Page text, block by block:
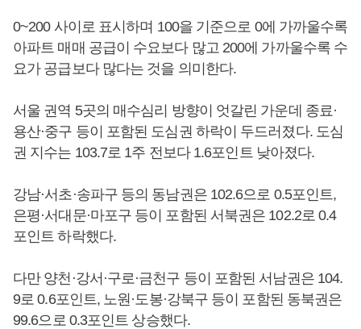
0~200 사이로 표시하며 100을 기준으로 0에 가까울수록
아파트 매매 공급이 수요보다 많고 200에 가까울수록 수
요가 공급보다 많다는 것을 의미한다.
서울 권역 5곳의 매수심리 방향이 엇갈린 가운데 종료·
용산·중구 등이 포함된 도심권 하락이 두드러졌다. 도심
권 지수는 103.7로 1주 전보다 1.6포인트 낮아졌다.
강남·서초·송파구 등의 동남권은 102.6으로 0.5포인트,
은평·서대문·마포구 등이 포함된 서북권은 102.2로 0.4
포인트 하락했다.
다만 양천·강서·구로·금천구 등이 포함된 서남권은 104.
9로 0.6포인트, 노원·도봉·강북구 등이 포함된 동북권은
99.6으로 0.3포인트 상승했다.